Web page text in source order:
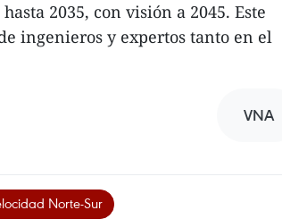
2035, con visión a 2045. Este
ingenieros y expertos tanto en el
VNA
Norte-Sur